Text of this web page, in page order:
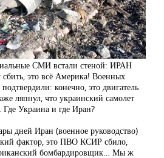
СМИ встали стеной: ИРАН
это всё Америка! Военных
конечно, это двигатель
ляпнул, что украинский самолет
Украина и где Иран?
дней Иран (военное руководство)
фактор, это ПВО КСИР сбило,
бомбардировщик… Мы ж